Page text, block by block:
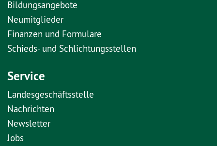
Bildungsangebote
Neumitglieder
Finanzen und Formulare
Schieds- und Schlichtungsstellen
Service
Landesgeschäftsstelle
Nachrichten
Newsletter
Jobs